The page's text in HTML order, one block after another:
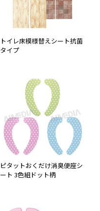
トイレ床模様替えシート抗菌
タイプ
ピタットおくだけ消臭便座シ
ート 3色組ドット柄